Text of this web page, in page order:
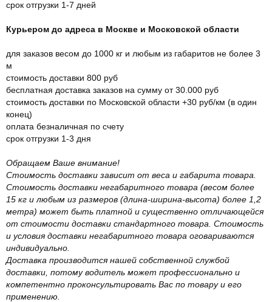
срок отгрузки 1-7 дней
Курьером до адреса в Москве и Московской области
для заказов весом до 1000 кг и любым из габаритов не более 3
м
стоимость доставки 800 руб
бесплатная доставка заказов на сумму от 30.000 руб
стоимость доставки по Московской области +30 руб/км (в один
конец)
оплата безналичная по счету
срок отгрузки 1-3 дня
Обращаем Ваше внимание!
Стоимость доставки зависит от веса и габарита товара.
Стоимость доставки негабаритного товара (весом более
15 кг и любым из размеров (длина-ширина-высота) более 1,2
метра) может быть платной и существенно отличающейся
от стоимости доставки стандартного товара. Стоимость
и условия доставки негабаритного товара оговариваются
индивидуально.
Доставка производится нашей собственной службой
доставки, потому водитель может профессионально и
компетентно проконсультировать Вас по товару и его
применению.